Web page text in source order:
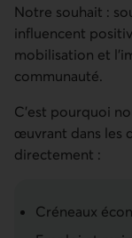
Notre souhait :
influencent
mobilisation et
communauté.
C'est pourquoi
œuvrant dans les
directement :
Créneaux